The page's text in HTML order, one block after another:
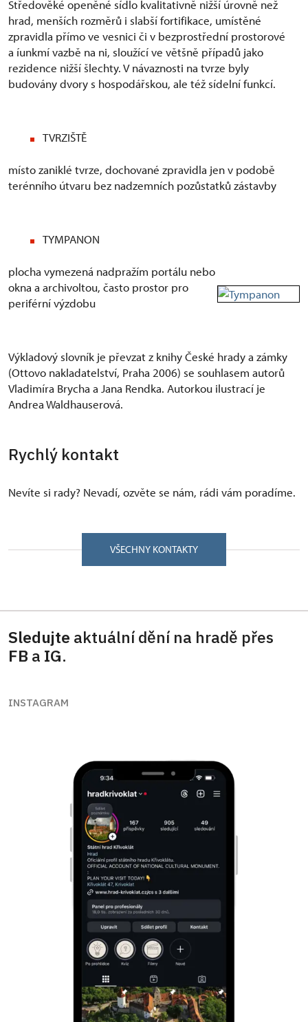
Středověké openěné sídlo kvalitativně nižší úrovně než
hrad, menších rozměrů i slabší fortifikace, umístěné
zpravidla přímo ve vesnici či v bezprostřední prostorové
a íunkmí vazbě na ni, sloužící ve většně případů jako
rezidence nižší šlechty. V návaznosti na tvrze byly
budovány dvory s hospodářskou, ale též sídelní funkcí.
TVRZIŠTĚ
místo zaniklé tvrze, dochované zpravidla jen v podobě
terénního útvaru bez nadzemních pozůstatků zástavby
TYMPANON
plocha vymezená nadpražím portálu nebo
okna a archivoltou, často prostor pro
periférní výzdobu
Výkladový slovník je převzat z knihy České hrady a zámky
(Ottovo nakladatelství, Praha 2006) se souhlasem autorů
Vladimíra Brycha a Jana Rendka. Autorkou ilustrací je
Andrea Waldhauserová.
Rychlý kontakt
Nevíte si rady? Nevadí, ozvěte se nám, rádi vám poradíme.
VŠECHNY KONTAKTY
Sledujte aktuální dění na hradě přes
FB a IG.
INSTAGRAM